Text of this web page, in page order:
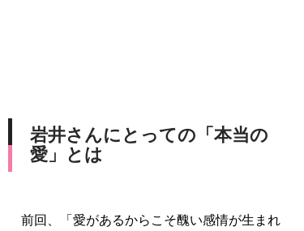
岩井さんにとっての「本当の
愛」とは
前回、「愛があるからこそ醜い感情が生まれ